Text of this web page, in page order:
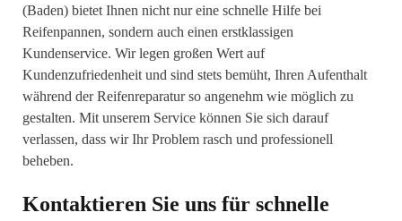
(Baden) bietet Ihnen nicht nur eine schnelle Hilfe bei
Reifenpannen, sondern auch einen erstklassigen
Kundenservice. Wir legen großen Wert auf
Kundenzufriedenheit und sind stets bemüht, Ihren Aufenthalt
während der Reifenreparatur so angenehm wie möglich zu
gestalten. Mit unserem Service können Sie sich darauf
verlassen, dass wir Ihr Problem rasch und professionell
beheben.
Kontaktieren Sie uns für schnelle